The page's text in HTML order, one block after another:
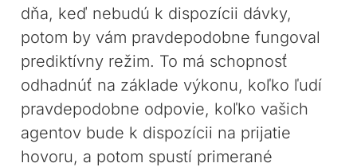
dňa, keď nebudú k dispozícii dávky,
potom by vám pravdepodobne fungoval
prediktívny režim. To má schopnosť
odhadnúť na základe výkonu, koľko ľudí
pravdepodobne odpovie, koľko vašich
agentov bude k dispozícii na prijatie
hovoru, a potom spustí primerané